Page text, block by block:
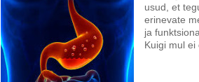
usud, et
erinevate
ja
Kuigi mul